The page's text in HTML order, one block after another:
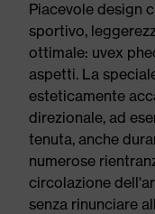
Piacevole design
sportivo,
ottimale: uvex
aspetti. La
esteticamente
direzionale, ad
tenuta, anche
numerose
circolazione
senza rinunciare